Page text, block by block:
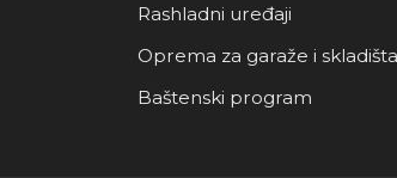
Rashladni uređaji
Oprema za garaže i skladišta
Baštenski program